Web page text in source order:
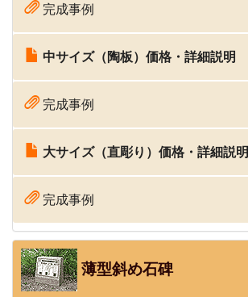
完成事例
中サイズ（陶板）価格・詳細説明
完成事例
大サイズ（直彫り）価格・詳細説明
完成事例
薄型斜め石碑